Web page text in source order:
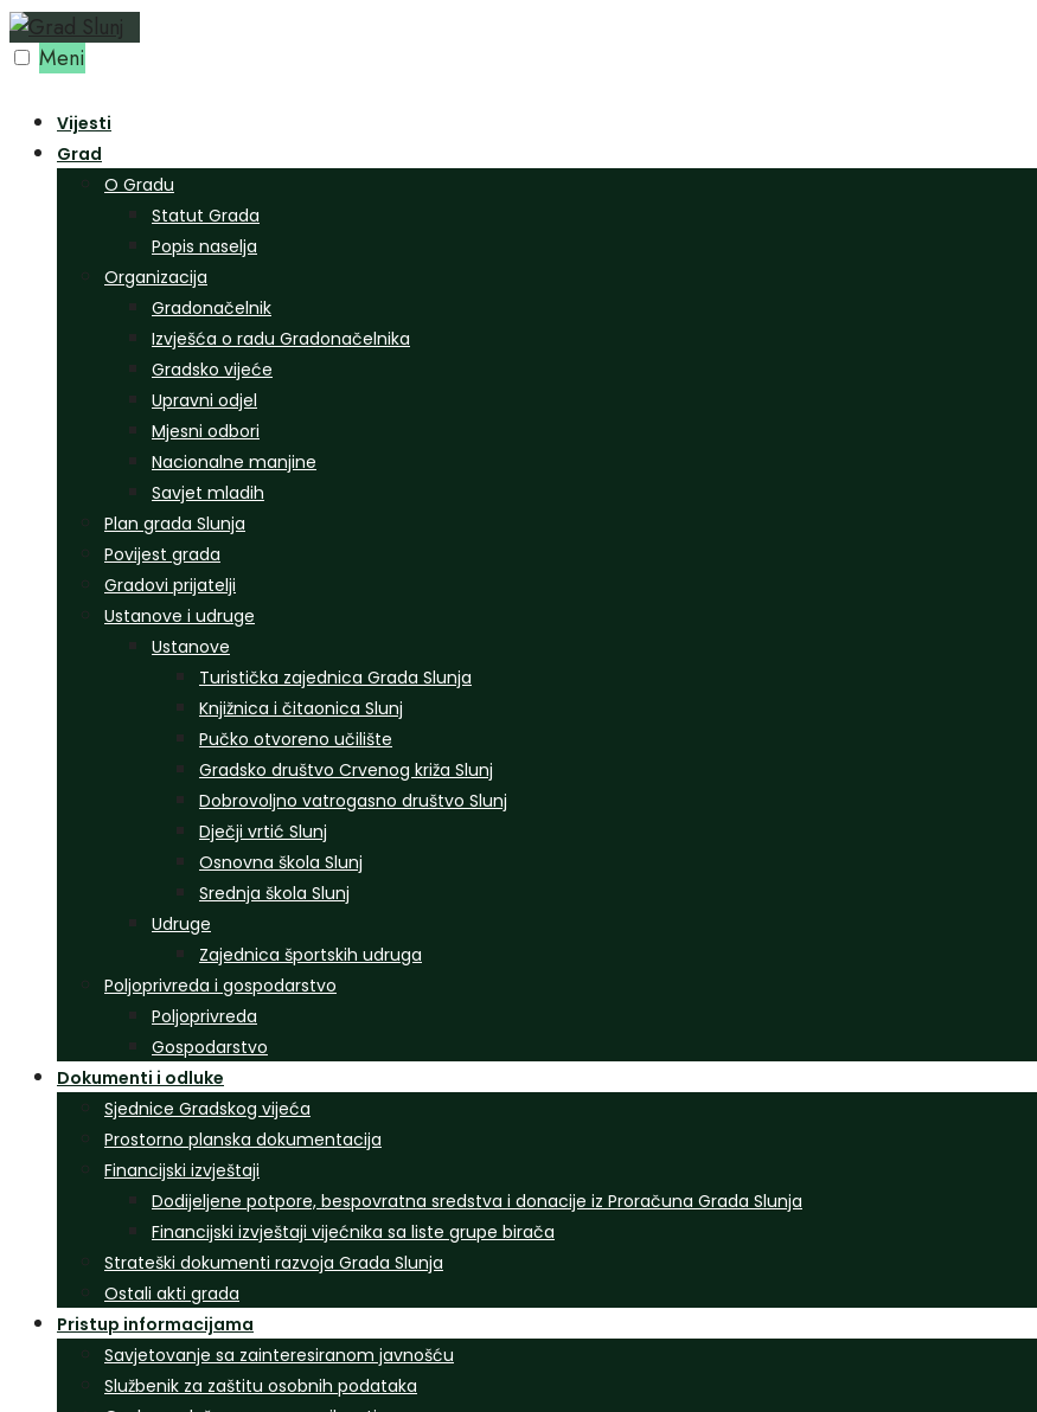
Preskoči
na Meni
Vijesti
Grad
O Gradu
Statut Grada
Popis naselja
Organizacija
Gradonačelnik
Izvješća o radu Gradonačelnika
Gradsko vijeće
Upravni odjel
Mjesni odbori
Nacionalne manjine
Savjet mladih
Plan grada Slunja
Povijest grada
Gradovi prijatelji
Ustanove i udruge
Ustanove
Turistička zajednica Grada Slunja
Knjižnica i čitaonica Slunj
Pučko otvoreno učilište
Gradsko društvo Crvenog križa Slunj
Dobrovoljno vatrogasno društvo Slunj
Dječji vrtić Slunj
Osnovna škola Slunj
Srednja škola Slunj
Udruge
Zajednica športskih udruga
Poljoprivreda i gospodarstvo
Poljoprivreda
Gospodarstvo
Dokumenti i odluke
Sjednice Gradskog vijeća
Prostorno planska dokumentacija
Financijski izvještaji
Dodijeljene potpore, bespovratna sredstva i donacije iz Proračuna Grada Slunja
Financijski izvještaji vijećnika sa liste grupe birača
Strateški dokumenti razvoja Grada Slunja
Ostali akti grada
Pristup informacijama
Savjetovanje sa zainteresiranom javnošću
Službenik za zaštitu osobnih podataka